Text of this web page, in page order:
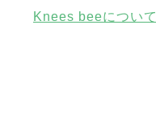
Knees beeについて